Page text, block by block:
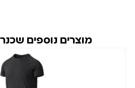
מוצרים נוספים